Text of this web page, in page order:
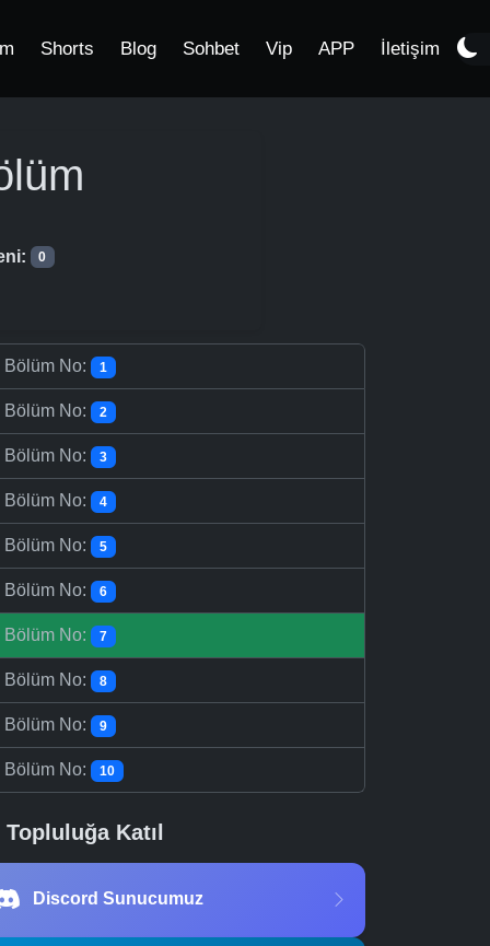
Shorts Blog Sohbet Vip APP İletişim
0
Bölüm No: 1
Bölüm No: 2
Bölüm No: 3
Bölüm No: 4
Bölüm No: 5
Bölüm No: 6
Bölüm No: 7
Bölüm No: 8
Bölüm No: 9
Bölüm No: 10
Topluluğa Katıl
Discord Sunucumuz